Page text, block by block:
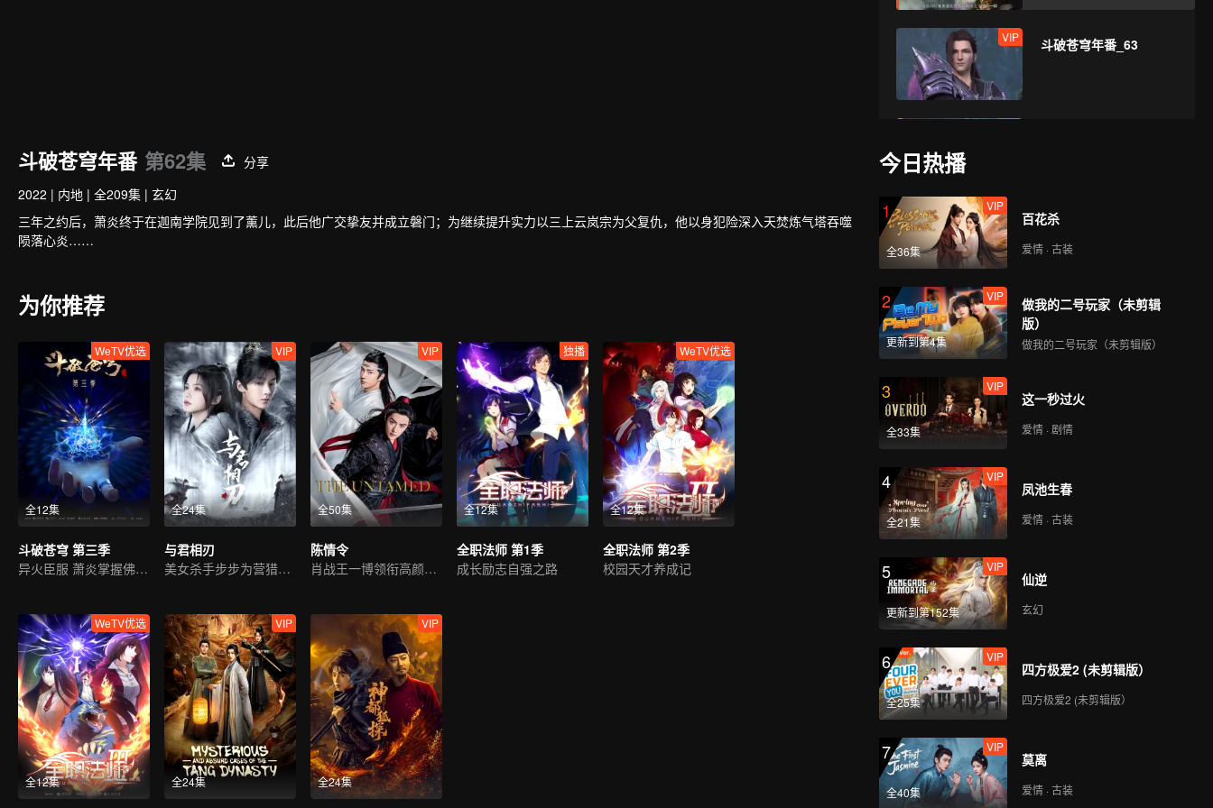
VIP 斗破苍穹年番_63
VIP 斗破苍穹年番_65
VIP 斗破苍穹年番_66
VIP 斗破苍穹年番_67
VIP 斗破苍穹年番_68
VIP 斗破苍穹年番_69
VIP 斗破苍穹年番_70
VIP 斗破苍穹年番_71
斗破苍穹年番 第62集
分享
2022 | 内地 | 全209集 | 玄幻
三年之约后，萧炎终于在迦南学院见到了薰儿，此后他广交挚友并成立磐门；为继续提升实力以三上云岚宗为父复仇，他以身犯险深入天焚炼气塔吞噬
陨落心炎……
为你推荐
全12集
WeTV优选
斗破苍穹 第三季
异火臣服 萧炎掌握佛怒火连
全24集
VIP
与君相刃
美女杀手步步为营猎爱皇子
全50集
VIP
陈情令
肖战王一博领衔高颜值阵容
全12集
独播
全职法师 第1季
成长励志自强之路
全12集
WeTV优选
全职法师 第2季
校园天才养成记
全12集
WeTV优选
全24集
VIP
全24集
VIP
今日热播
1
全36集
VIP
百花杀
爱情 · 古装
2
更新到第4集
VIP
做我的二号玩家（未剪辑
版）
做我的二号玩家（未剪辑版）
3
全33集
VIP
这一秒过火
爱情 · 剧情
4
全21集
VIP
凤池生春
爱情 · 古装
5
更新到第152集
VIP
仙逆
玄幻
6
全25集
VIP
四方极爱2 (未剪辑版）
四方极爱2 (未剪辑版）
7
全40集
VIP
莫离
爱情 · 古装